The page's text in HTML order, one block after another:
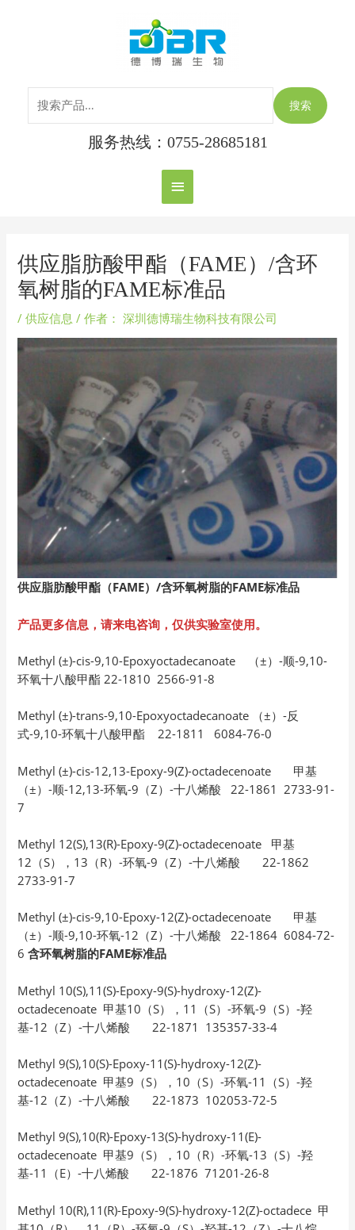
主
菜
单
搜索
服务热线：0755-28685181
供应脂肪酸甲酯（FAME）/含环
氧树脂的FAME标准品
/供应信息 / 作者： 深圳德博瑞生物科技有限公司
供应脂肪酸甲酯（FAME）/含环氧树脂的FAME标准品
产品更多信息，请来电咨询，仅供实验室使用。
Methyl (±)-cis-9,10-Epoxyoctadecanoate （±）-顺-9,10-
环氧十八酸甲酯 22-1810 2566-91-8
Methyl (±)-trans-9,10-Epoxyoctadecanoate （±）-反
式-9,10-环氧十八酸甲酯 22-1811 6084-76-0
Methyl (±)-cis-12,13-Epoxy-9(Z)-octadecenoate 甲基
（±）-顺-12,13-环氧-9（Z）-十八烯酸 22-1861 2733-91-
7
Methyl 12(S),13(R)-Epoxy-9(Z)-octadecenoate 甲基
12（S），13（R）-环氧-9（Z）-十八烯酸 22-1862
2733-91-7
Methyl (±)-cis-9,10-Epoxy-12(Z)-octadecenoate 甲基
（±）-顺-9,10-环氧-12（Z）-十八烯酸 22-1864 6084-72-
6含环氧树脂的FAME标准品
Methyl 10(S),11(S)-Epoxy-9(S)-hydroxy-12(Z)-
octadecenoate 甲基10（S），11（S）-环氧-9（S）-羟
基-12（Z）-十八烯酸 22-1871 135357-33-4
Methyl 9(S),10(S)-Epoxy-11(S)-hydroxy-12(Z)-
octadecenoate 甲基9（S），10（S）-环氧-11（S）-羟
基-12（Z）-十八烯酸 22-1873 102053-72-5
Methyl 9(S),10(R)-Epoxy-13(S)-hydroxy-11(E)-
octadecenoate 甲基9（S），10（R）-环氧-13（S）-羟
基-11（E）-十八烯酸 22-1876 71201-26-8
Methyl 10(R),11(R)-Epoxy-9(S)-hydroxy-12(Z)-octadece 甲